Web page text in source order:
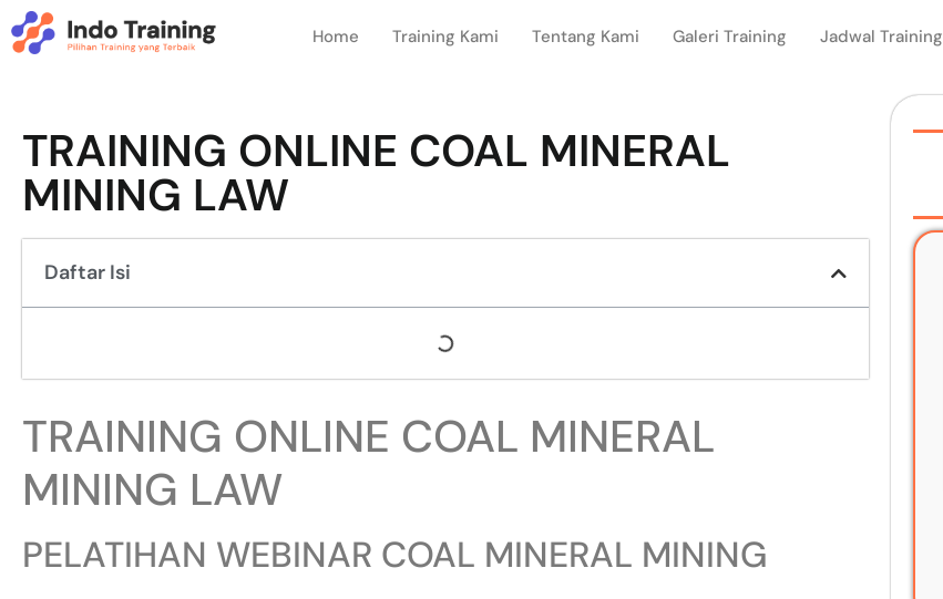
Home Training Kami Tentang Kami Galeri Training Jadwal Training
TRAINING ONLINE COAL MINERAL
MINING LAW
Daftar Isi
TRAINING ONLINE COAL MINERAL
MINING LAW
PELATIHAN WEBINAR COAL MINERAL MINING